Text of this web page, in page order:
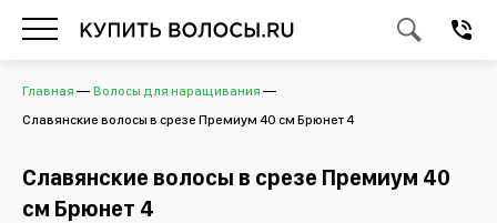
Главная
Волосы для наращивания
Славянские волосы в срезе Премиум 40 см Брюнет 4
Славянские волосы в срезе Премиум 40
см Брюнет 4